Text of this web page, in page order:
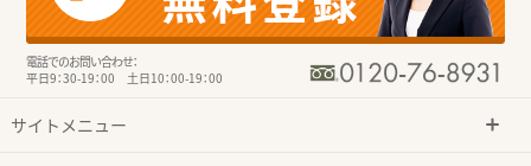
電話でのお問い合わせ：
平日9：30-19：00 土日10：00-19：00
サイトメニュー